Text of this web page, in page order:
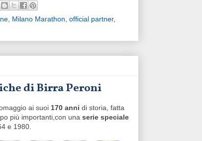
, Milano Marathon, official partner,
di Birra Peroni
ai suoi 170 anni di storia, fatta
più importanti,con una serie speciale
e 1980.